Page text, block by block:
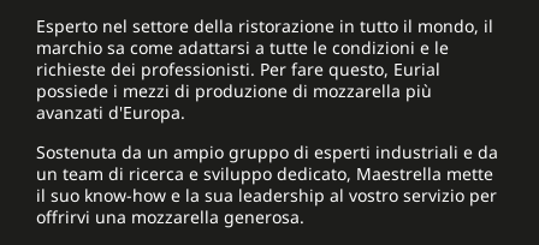
Esperto nel settore della ristorazione in tutto il mondo, il
marchio sa come adattarsi a tutte le condizioni e le
richieste dei professionisti. Per fare questo, Eurial
possiede i mezzi di produzione di mozzarella più
avanzati d'Europa.
Sostenuta da un ampio gruppo di esperti industriali e da
un team di ricerca e sviluppo dedicato, Maestrella mette
il suo know-how e la sua leadership al vostro servizio per
offrirvi una mozzarella generosa.